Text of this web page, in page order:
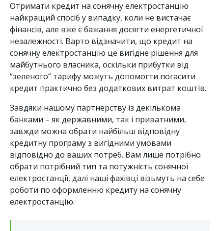
Отримати кредит на сонячну електростанцію
найкращий спосіб у випадку, коли не вистачає
фінансів, але вже є бажання досягти енергетичної
незалежності. Варто відзначити, що кредит на
сонячну електростанцію це вигідне рішення для
майбутнього власника, оскільки прибутки від
“зеленого” тарифу можуть допомогти погасити
кредит практично без додаткових витрат коштів.
Завдяки нашому партнерству із декількома
банками – як державними, так і приватними,
завжди можна обрати найбільш відповідну
кредитну програму з вигідними умовами
відповідно до ваших потреб. Вам лише потрібно
обрати потрібний тип та потужність сонячної
електростанції, далі наші фахівці візьмуть на себе
роботи по оформленню кредиту на сонячну
електростанцію.